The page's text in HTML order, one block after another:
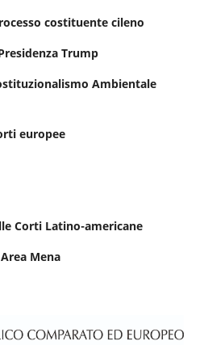
costituente cileno
Trump
Ambientale
europee
Corti Latino-americane
Mena